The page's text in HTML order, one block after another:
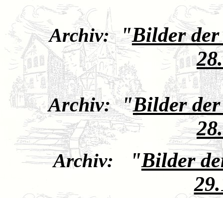
Archiv:"Bilder der
Archiv:"Bilder der
Archiv: "Bilder